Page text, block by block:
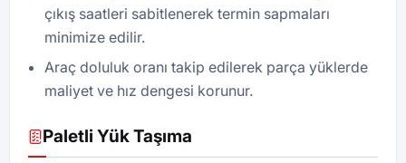
çıkış saatleri sabitlenerek termin sapmaları
minimize edilir.
Araç doluluk oranı takip edilerek parça yüklerde
maliyet ve hız dengesi korunur.
Paletli Yük Taşıma